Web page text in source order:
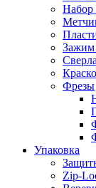
Набор
Зажим
Фрезы
Упаковка
Zip-